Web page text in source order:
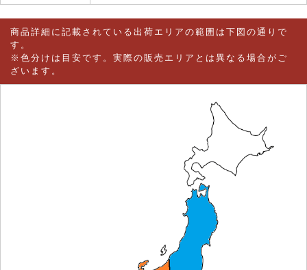
商品詳細に記載されている出荷エリアの範囲は下図の通りで
す。
※色分けは目安です。実際の販売エリアとは異なる場合がご
ざいます。